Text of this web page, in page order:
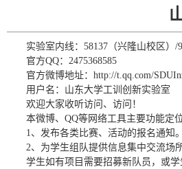
实验室内线：58137（兴隆山校区）/
官方QQ：2475368585
官方微博地址：http://t.qq.com/
用户名：山东大学工训创新实验室
欢迎大家收听访问、访问！
本微博、QQ等网络工具主要功能定位
1、发布各类比赛、活动的报名通知。
2、为学生组队提供信息集中交流场所
学生如有项目需要招募新队员，或